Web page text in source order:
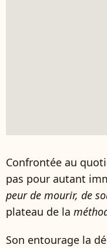
Confrontée au
pas pour autant
peur de mourir, de
plateau de la
Son entourage la